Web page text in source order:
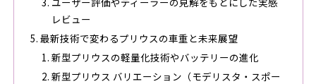
レビュー
最新技術で変わるプリウスの車重と未来展望
新型プリウスの軽量化技術やバッテリーの進化
新型プリウス バリエーション（モデリスタ・スポー